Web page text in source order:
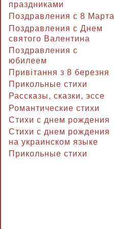
праздниками
Поздравления с 8 Марта
Поздравления с Днем
святого Валентина
Поздравления с
юбилеем
Привітання з 8 березня
Прикольные стихи
Рассказы, сказки, эссе
Романтические стихи
Стихи с днем рождения
Стихи с днем рождения
на украинском языке
Прикольные стихи